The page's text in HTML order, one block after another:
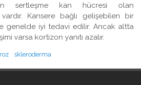
sertleşme kan hücresi olan
Kansere bağlı gelişebilen bir
genelde iyi tedavi edilir. Ancak altta
varsa kortizon yanıtı azalır.
skleroderma